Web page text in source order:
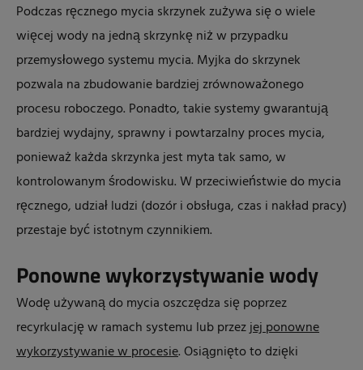
Podczas ręcznego mycia skrzynek zużywa się o wiele
więcej wody na jedną skrzynkę niż w przypadku
przemysłowego systemu mycia. Myjka do skrzynek
pozwala na zbudowanie bardziej zrównoważonego
procesu roboczego. Ponadto, takie systemy gwarantują
bardziej wydajny, sprawny i powtarzalny proces mycia,
ponieważ każda skrzynka jest myta tak samo, w
kontrolowanym środowisku. W przeciwieństwie do mycia
ręcznego, udział ludzi (dozór i obsługa, czas i nakład pracy)
przestaje być istotnym czynnikiem.
Ponowne wykorzystywanie wody
Wodę używaną do mycia oszczędza się poprzez
recyrkulację w ramach systemu lub przezjej ponowne
wykorzystywanie w procesie. Osiągnięto to dzięki